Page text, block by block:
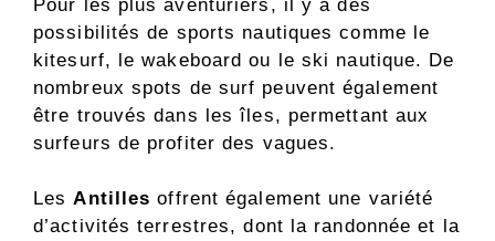
Pour les plus aventuriers, il y a des
possibilités de sports nautiques comme le
kitesurf, le wakeboard ou le ski nautique. De
nombreux spots de surf peuvent également
être trouvés dans les îles, permettant aux
surfeurs de profiter des vagues.
LesAntilles offrent également une variété
d’activités terrestres, dont la randonnée et la